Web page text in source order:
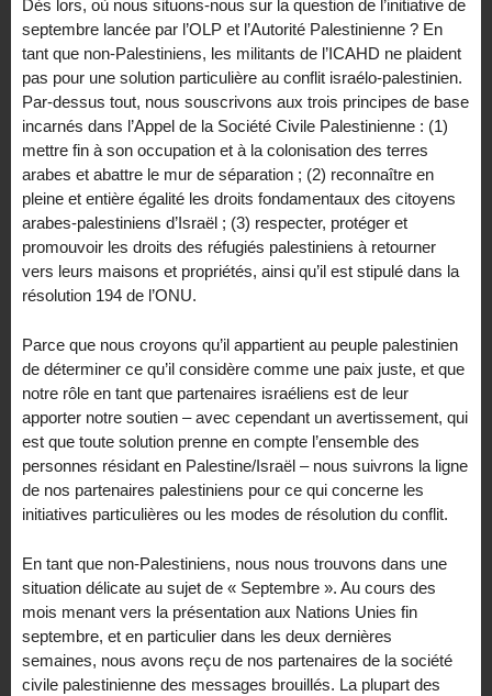
Dès lors, où nous situons-nous sur la question de l’initiative de
septembre lancée par l’OLP et l’Autorité Palestinienne ? En
tant que non-Palestiniens, les militants de l’ICAHD ne plaident
pas pour une solution particulière au conflit israélo-palestinien.
Par-dessus tout, nous souscrivons aux trois principes de base
incarnés dans l’Appel de la Société Civile Palestinienne : (1)
mettre fin à son occupation et à la colonisation des terres
arabes et abattre le mur de séparation ; (2) reconnaître en
pleine et entière égalité les droits fondamentaux des citoyens
arabes-palestiniens d’Israël ; (3) respecter, protéger et
promouvoir les droits des réfugiés palestiniens à retourner
vers leurs maisons et propriétés, ainsi qu’il est stipulé dans la
résolution 194 de l’ONU.
Parce que nous croyons qu’il appartient au peuple palestinien
de déterminer ce qu’il considère comme une paix juste, et que
notre rôle en tant que partenaires israéliens est de leur
apporter notre soutien – avec cependant un avertissement, qui
est que toute solution prenne en compte l’ensemble des
personnes résidant en Palestine/Israël – nous suivrons la ligne
de nos partenaires palestiniens pour ce qui concerne les
initiatives particulières ou les modes de résolution du conflit.
En tant que non-Palestiniens, nous nous trouvons dans une
situation délicate au sujet de « Septembre ». Au cours des
mois menant vers la présentation aux Nations Unies fin
septembre, et en particulier dans les deux dernières
semaines, nous avons reçu de nos partenaires de la société
civile palestinienne des messages brouillés. La plupart des